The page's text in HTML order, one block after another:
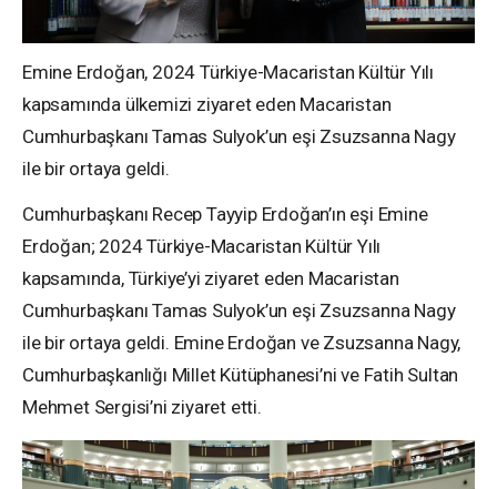
Emine Erdoğan, 2024 Türkiye-Macaristan Kültür Yılı
kapsamında ülkemizi ziyaret eden Macaristan
Cumhurbaşkanı Tamas Sulyok’un eşi Zsuzsanna Nagy
ile bir ortaya geldi.
Cumhurbaşkanı Recep Tayyip Erdoğan’ın eşi Emine
Erdoğan; 2024 Türkiye-Macaristan Kültür Yılı
kapsamında, Türkiye’yi ziyaret eden Macaristan
CumhurbaşkanıTamas Sulyok’un eşi Zsuzsanna Nagy
ile bir ortaya geldi. Emine Erdoğan ve Zsuzsanna Nagy,
Cumhurbaşkanlığı Millet Kütüphanesi’ni ve Fatih Sultan
Mehmet Sergisi’ni ziyaret etti.